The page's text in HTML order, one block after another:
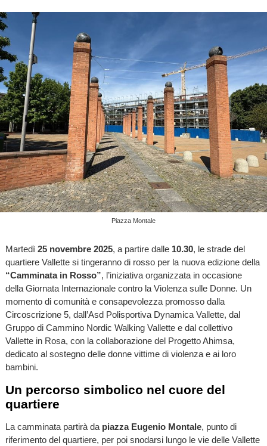
Piazza Montale
Martedì 25 novembre 2025, a partire dalle 10.30, le strade del
quartiere Vallette si tingeranno di rosso per la nuova edizione della
“Camminata in Rosso”, l’iniziativa organizzata in occasione
della Giornata Internazionale contro la Violenza sulle Donne. Un
momento di comunità e consapevolezza promosso dalla
Circoscrizione 5, dall’Asd Polisportiva Dynamica Vallette, dal
Gruppo di Cammino Nordic Walking Vallette e dal collettivo
Vallette in Rosa, con la collaborazione del Progetto Ahimsa,
dedicato al sostegno delle donne vittime di violenza e ai loro
bambini.
Un percorso simbolico nel cuore del
quartiere
La camminata partirà da piazza Eugenio Montale, punto di
riferimento del quartiere, per poi snodarsi lungo le vie delle Vallette